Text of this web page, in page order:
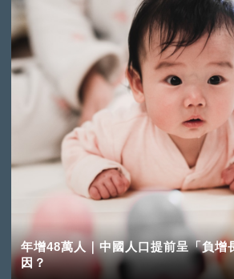
年增48萬人｜中國人口提前呈「負增
因？